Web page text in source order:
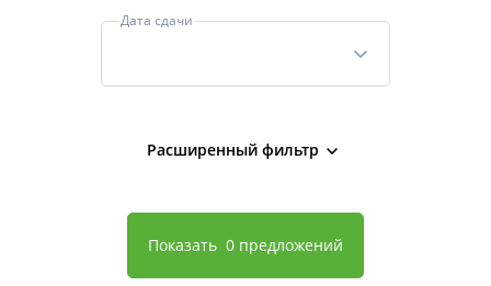
Дата сдачи
Расширенный фильтр
Показать 0 предложений